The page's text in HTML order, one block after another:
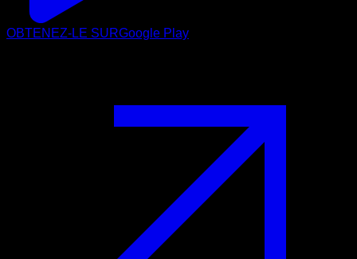
OBTENEZ-LE SURGoogle Play